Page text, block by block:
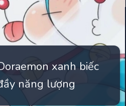
xanh biếc
năng lượng